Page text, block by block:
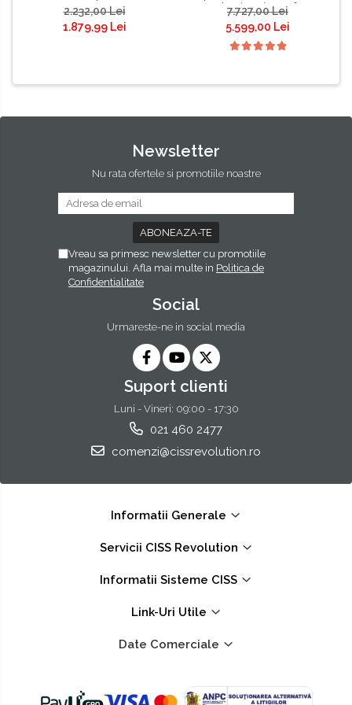
2.232,00 Lei
1.879,99 Lei
Duplex, imprimare fata-
verso, scanare fata-verso,
copiere si fax #
7.727,00 Lei
5.599,00 Lei
Newsletter
Nu rata ofertele si promotiile noastre
Vreau sa primesc newsletter cu promotiile
magazinului. Afla mai multe in Politica de
Confidentialitate
Social
Urmareste-ne in social media
Suport clienti
Luni - Vineri: 09:00 - 17:30
021 460 2477
comenzi@cissrevolution.ro
Informatii Generale
Servicii CISS Revolution
Informatii Sisteme CISS
Link-Uri Utile
Date Comerciale